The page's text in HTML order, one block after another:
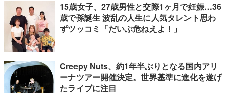
15歳女子、27歳男性と交際1ヶ月で妊娠…36
歳で孫誕生 波乱の人生に人気タレント思わ
ずツッコミ「だいぶ危ねえよ！」
Creepy Nuts、約1年半ぶりとなる国内アリ
ーナツアー開催決定。世界基準に進化を遂げ
たライブに注目